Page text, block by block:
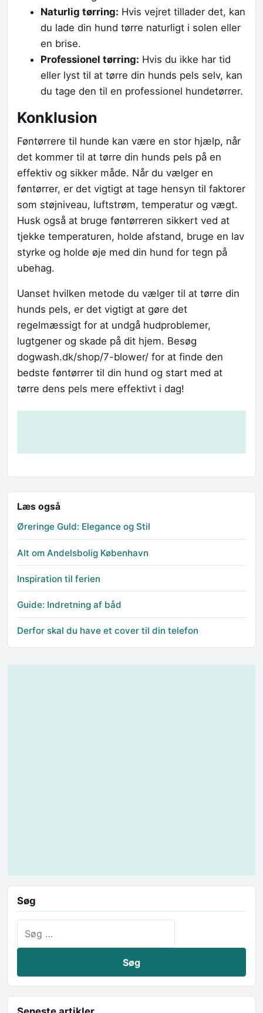
Naturlig tørring: Hvis vejret tillader det, kan
du lade din hund tørre naturligt i solen eller
en brise.
Professionel tørring: Hvis du ikke har tid
eller lyst til at tørre din hunds pels selv, kan
du tage den til en professionel hundetørrer.
Konklusion
Føntørrere til hunde kan være en stor hjælp, når
det kommer til at tørre din hunds pels på en
effektiv og sikker måde. Når du vælger en
føntørrer, er det vigtigt at tage hensyn til faktorer
som støjniveau, luftstrøm, temperatur og vægt.
Husk også at bruge føntørreren sikkert ved at
tjekke temperaturen, holde afstand, bruge en lav
styrke og holde øje med din hund for tegn på
ubehag.
Uanset hvilken metode du vælger til at tørre din
hunds pels, er det vigtigt at gøre det
regelmæssigt for at undgå hudproblemer,
lugtgener og skade på dit hjem. Besøg
dogwash.dk/shop/7-blower/ for at finde den
bedste føntørrer til din hund og start med at
tørre dens pels mere effektivt i dag!
Læs også
Øreringe Guld: Elegance og Stil
Alt om Andelsbolig København
Inspiration til ferien
Guide: Indretning af båd
Derfor skal du have et cover til din telefon
Søg